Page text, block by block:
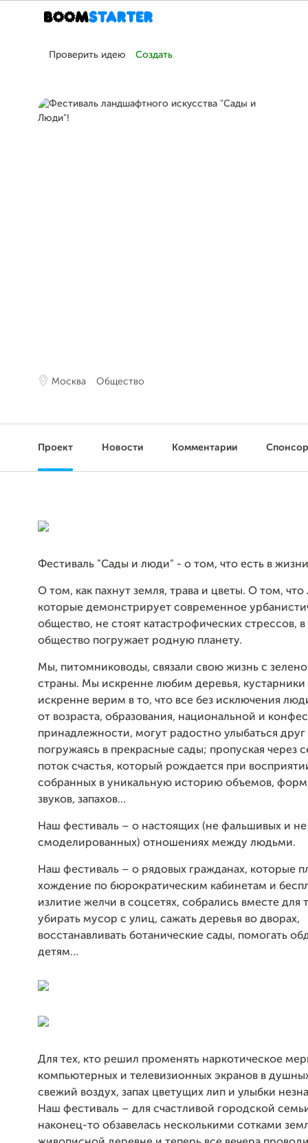
Проверить идею Создать
Москва Общество
Проект Новости Комментарии
Фестиваль "Сады и люди" - о том, что есть в
О том, как пахнут земля, трава и цветы. О том,
которые демонстрирует современное
общество, не стоят катастрофических стрессов,
общество погружает родную планету.
Мы, питомниководы, связали свою жизнь с
страны. Мы искренне любим деревья,
искренне верим в то, что все без исключения
от возраста, образования, национальной и
принадлежности, могут радостно улыбаться друг
погружаясь в прекрасные сады; пропуская через
поток счастья, который рождается при
собранных в уникальную историю объемов,
звуков, запахов…
Наш фестиваль – о настоящих (не фальшивых и не
смоделированных) отношениях между людьми.
Наш фестиваль – о рядовых гражданах, которые
хождение по бюрократическим кабинетам и
излитие желчи в соцсетях, собрались вместе для
убирать мусор с улиц, сажать деревья во дворах,
восстанавливать ботанические сады, помогать
детям…
Для тех, кто решил променять наркотическое
компьютерных и телевизионных экранов в
свежий воздух, запах цветущих лип и улыбки
Наш фестиваль – для счастливой городской
наконец-то обзавелась несколькими сотками